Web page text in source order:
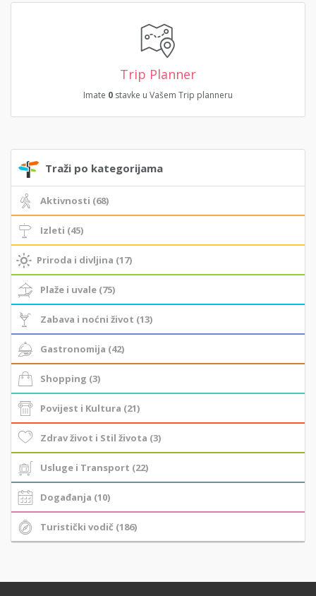
Trip Planner
Imate 0 stavke u Vašem Trip planneru
Traži po kategorijama
Aktivnosti (68)
Izleti (45)
Priroda i divljina (17)
Plaže i uvale (75)
Zabava i noćni život (13)
Gastronomija (42)
Shopping (3)
Povijest i Kultura (21)
Zdrav život i Stil života (3)
Usluge i Transport (22)
Događanja (10)
Turistički vodič (186)